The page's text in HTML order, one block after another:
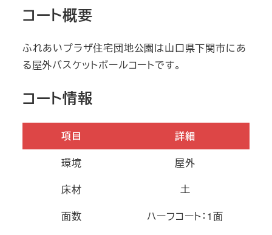
コート概要
ふれあいプラザ住宅団地公園は山口県下関市にあ
る屋外バスケットボールコートです。
コート情報
項目
詳細
環境
屋外
床材
土
面数
ハーフコート：1面